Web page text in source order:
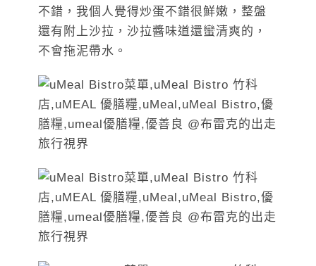
不錯，我個人覺得炒蛋不錯很鮮嫩，整盤
還有附上沙拉，沙拉醬味道還蠻清爽的，
不會拖泥帶水。